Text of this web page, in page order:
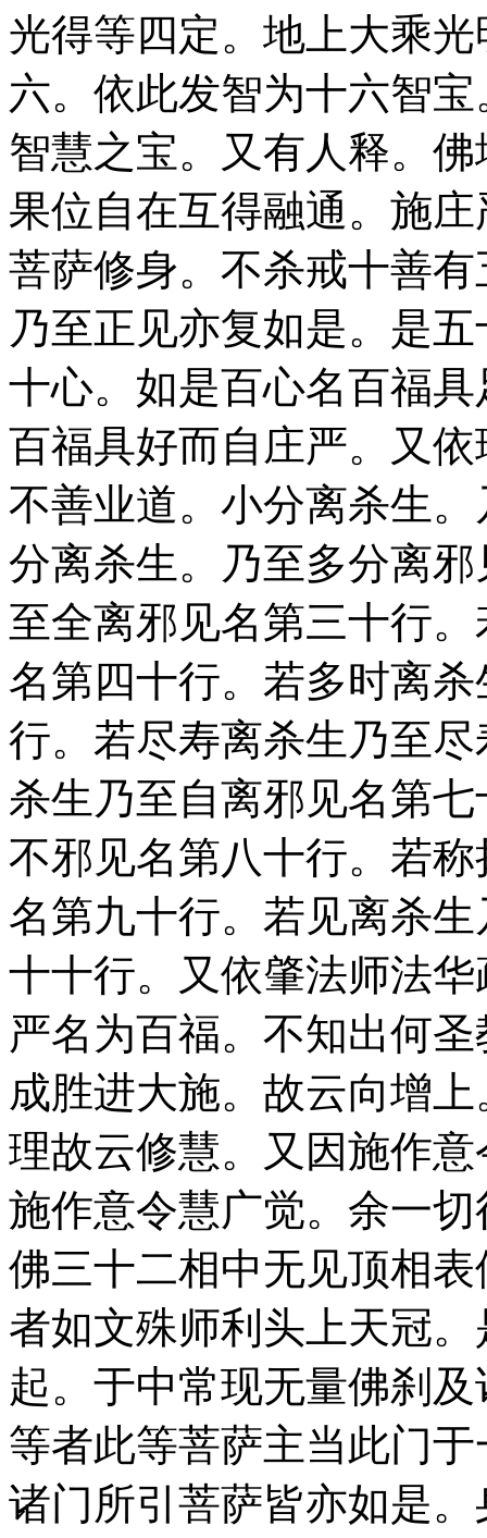
光得等四定。地上大乘
六。依此发智为十六智
智慧之宝。又有人释。
果位自在互得融通。施
菩萨修身。不杀戒十善
乃至正见亦复如是。是
十心。如是百心名百福
百福具好而自庄严。又
不善业道。小分离杀生
分离杀生。乃至多分离
至全离邪见名第三十行
名第四十行。若多时离
行。若尽寿离杀生乃至
杀生乃至自离邪见名第
不邪见名第八十行。若
名第九十行。若见离杀
十十行。又依肇法师法
严名为百福。不知出何
成胜进大施。故云向增
理故云修慧。又因施作
施作意令慧广觉。余一
佛三十二相中无见顶相
者如文殊师利头上天冠
起。于中常现无量佛刹
等者此等菩萨主当此门
诸门所引菩萨皆亦如是